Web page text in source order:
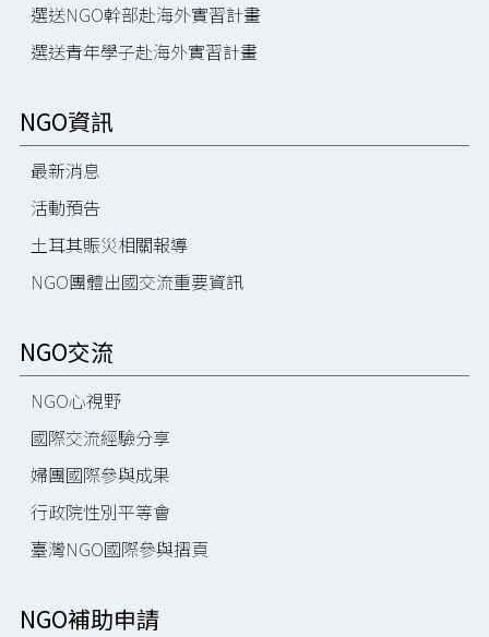
選送NGO幹部赴海外實習計畫
選送青年學子赴海外實習計畫
NGO資訊
最新消息
活動預告
土耳其賑災相關報導
NGO團體出國交流重要資訊
NGO交流
NGO心視野
國際交流經驗分享
婦團國際參與成果
行政院性別平等會
臺灣NGO國際參與摺頁
NGO補助申請